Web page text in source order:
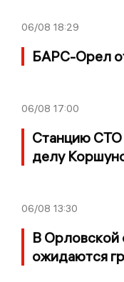
06/08 18:29
БАРС-Орел
06/08 17:00
Станцию СТО
делу
06/08 13:30
В Орловской
ожидаются